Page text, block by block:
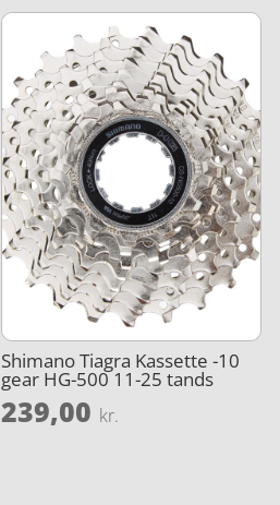
Shimano Tiagra Kassette -10
gear HG-500 11-25 tands
239,00 kr.